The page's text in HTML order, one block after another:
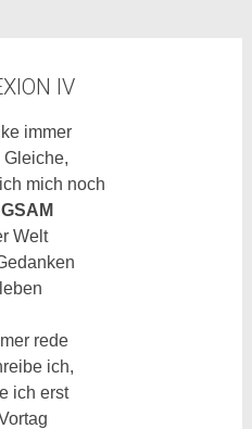
IV
immer
Gleiche,
mich noch
Welt
rede
ich,
ich erst